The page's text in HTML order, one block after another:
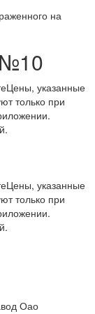
на
№10
Цены, указанные
только при
Цены, указанные
только при
Оао